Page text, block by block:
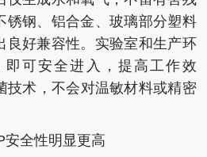
锈钢、铝合金、玻璃部分塑料
良好兼容性。实验室和生产环
可安全进入，提高工作效
技术，不会对温敏材料或精密
安全性明显更高